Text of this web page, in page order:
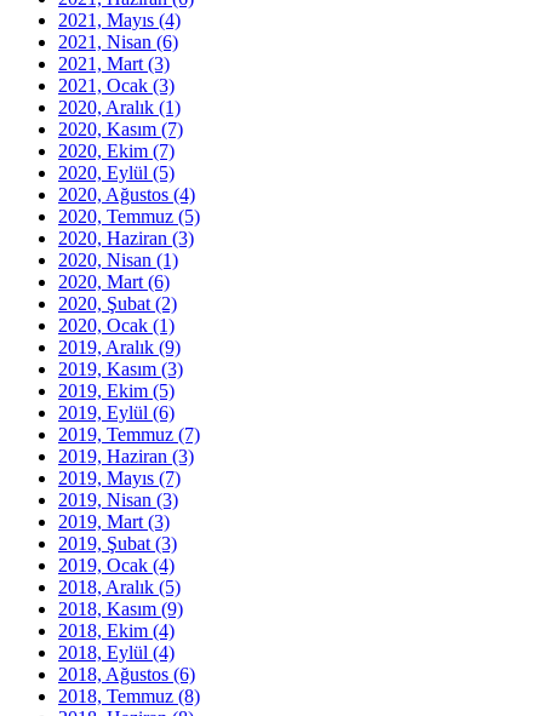
2021, Mayıs (4)
2021, Nisan (6)
2021, Mart (3)
2021, Ocak (3)
2020, Aralık (1)
2020, Kasım (7)
2020, Ekim (7)
2020, Eylül (5)
2020, Ağustos (4)
2020, Temmuz (5)
2020, Haziran (3)
2020, Nisan (1)
2020, Mart (6)
2020, Şubat (2)
2020, Ocak (1)
2019, Aralık (9)
2019, Kasım (3)
2019, Ekim (5)
2019, Eylül (6)
2019, Temmuz (7)
2019, Haziran (3)
2019, Mayıs (7)
2019, Nisan (3)
2019, Mart (3)
2019, Şubat (3)
2019, Ocak (4)
2018, Aralık (5)
2018, Kasım (9)
2018, Ekim (4)
2018, Eylül (4)
2018, Ağustos (6)
2018, Temmuz (8)